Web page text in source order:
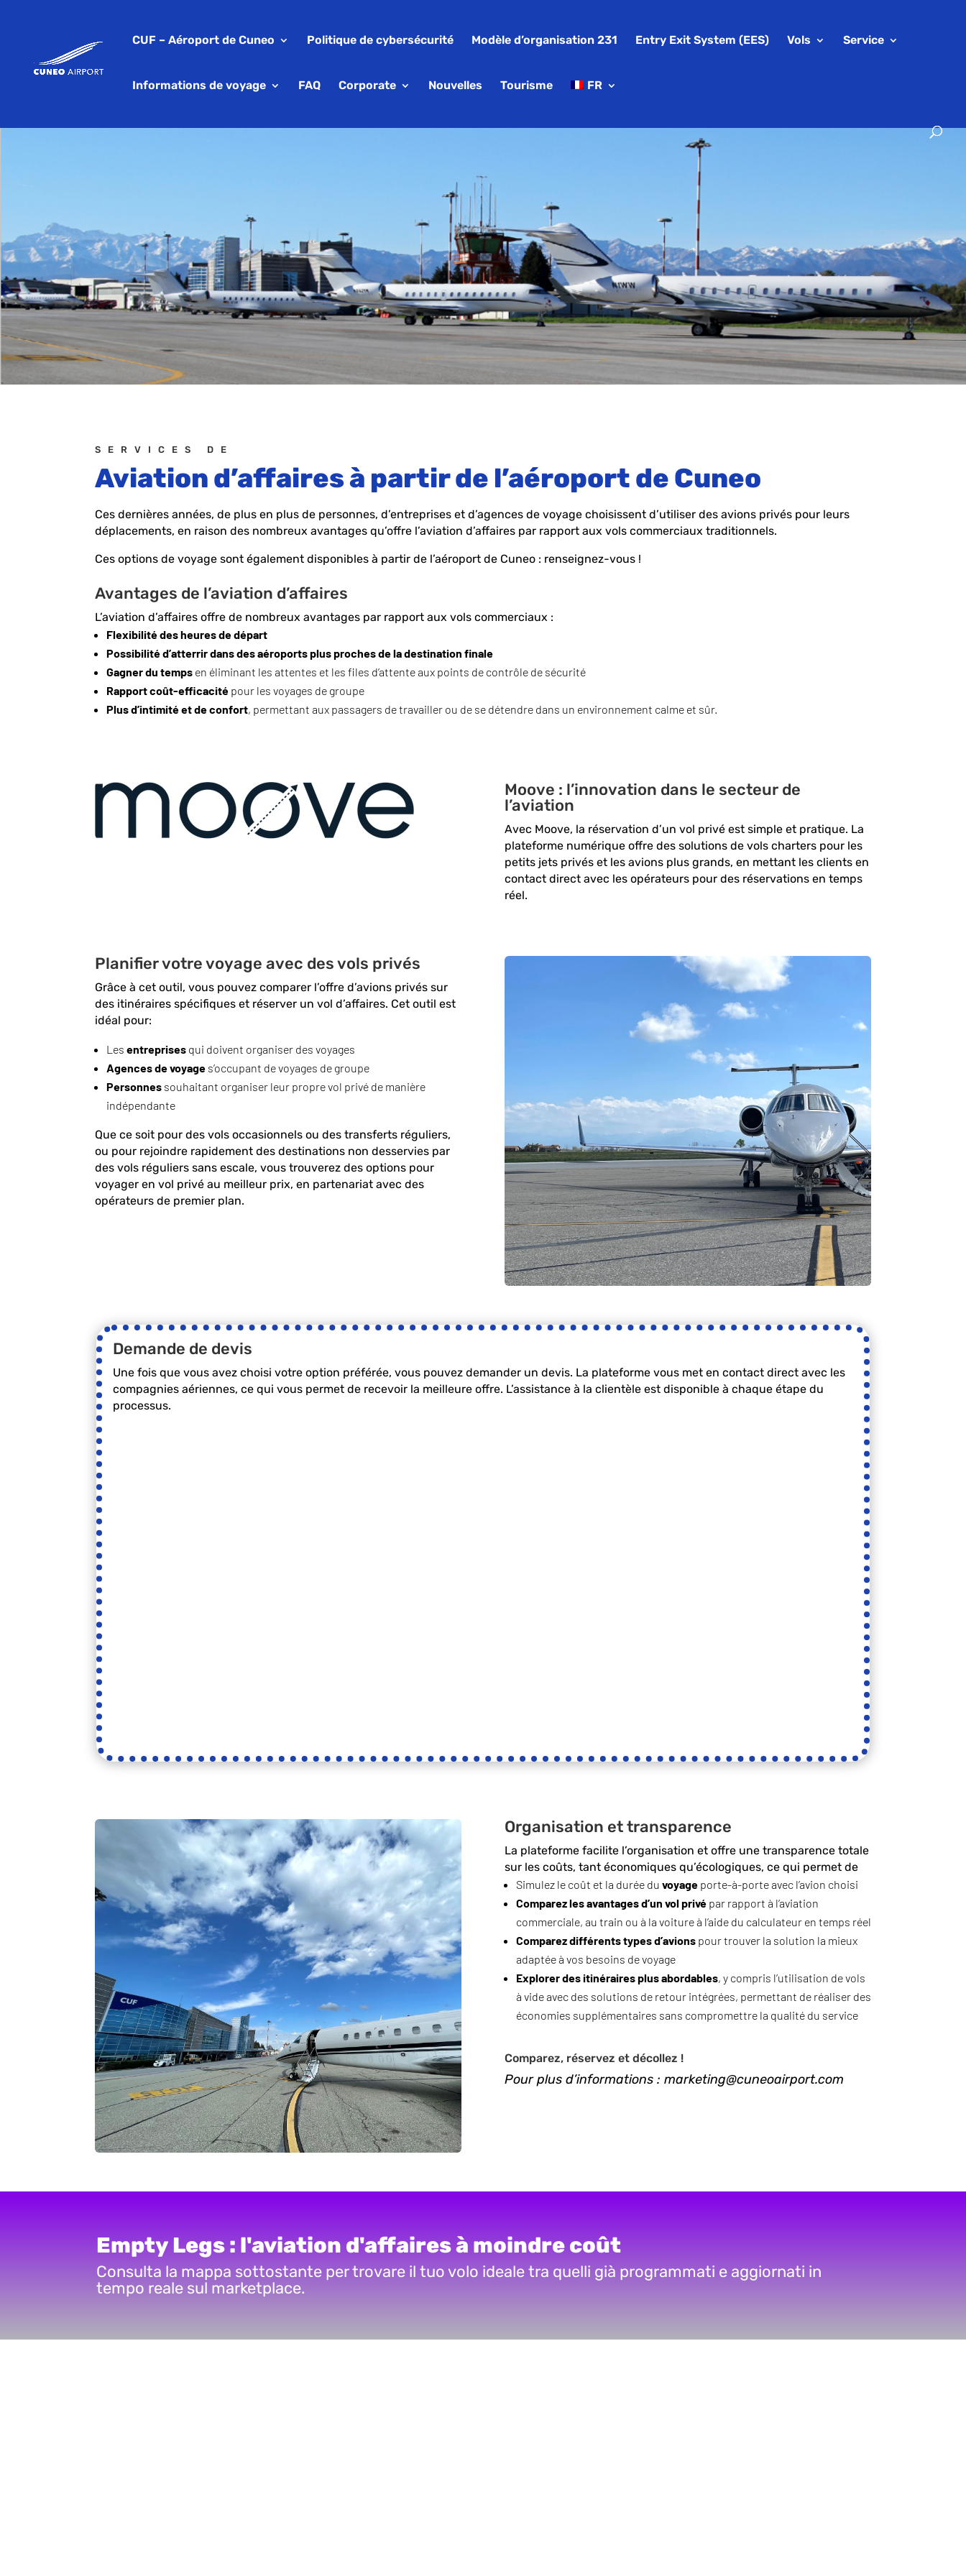
CUF – Aéroport de Cuneo Politique de cybersécurité Modèle d’organisation 231 Entry Exit System (EES) Vols Service
Informations de voyage FAQ Corporate Nouvelles Tourisme FR
SERVICES DE
Aviation d’affaires à partir de l’aéroport de Cuneo
Ces dernières années, de plus en plus de personnes, d’entreprises et d’agences de voyage choisissent d’utiliser des avions privés pour leurs
déplacements, en raison des nombreux avantages qu’offre l’aviation d’affaires par rapport aux vols commerciaux traditionnels.
Ces options de voyage sont également disponibles à partir de l’aéroport de Cuneo : renseignez-vous !
Avantages de l’aviation d’affaires
L’aviation d’affaires offre de nombreux avantages par rapport aux vols commerciaux :
Flexibilité des heures de départ
Possibilité d’atterrir dans des aéroports plus proches de la destination finale
Gagner du temps en éliminant les attentes et les files d’attente aux points de contrôle de sécurité
Rapport coût-efficacité pour les voyages de groupe
Plus d’intimité et de confort, permettant aux passagers de travailler ou de se détendre dans un environnement calme et sûr.
Moove : l’innovation dans le secteur de
l’aviation
Avec Moove, la réservation d’un vol privé est simple et pratique. La
plateforme numérique offre des solutions de vols charters pour les
petits jets privés et les avions plus grands, en mettant les clients en
contact direct avec les opérateurs pour des réservations en temps
réel.
Planifier votre voyage avec des vols privés
Grâce à cet outil, vous pouvez comparer l’offre d’avions privés sur
des itinéraires spécifiques et réserver un vol d’affaires. Cet outil est
idéal pour:
Les entreprises qui doivent organiser des voyages
Agences de voyage s’occupant de voyages de groupe
Personnes souhaitant organiser leur propre vol privé de manière
indépendante
Que ce soit pour des vols occasionnels ou des transferts réguliers,
ou pour rejoindre rapidement des destinations non desservies par
des vols réguliers sans escale, vous trouverez des options pour
voyager en vol privé au meilleur prix, en partenariat avec des
opérateurs de premier plan.
Demande de devis
Une fois que vous avez choisi votre option préférée, vous pouvez demander un devis. La plateforme vous met en contact direct avec les
compagnies aériennes, ce qui vous permet de recevoir la meilleure offre. L’assistance à la clientèle est disponible à chaque étape du
processus.
Organisation et transparence
La plateforme facilite l’organisation et offre une transparence totale
sur les coûts, tant économiques qu’écologiques, ce qui permet de
Simulez le coût et la durée du voyage porte-à-porte avec l’avion choisi
Comparez les avantages d’un vol privépar rapport à l’aviation
commerciale, au train ou à la voiture à l’aide du calculateur en temps réel
Comparez différents types d’avionspour trouver la solution la mieux
adaptée à vos besoins de voyage
Explorer des itinéraires plus abordables, y compris l’utilisation de vols
à vide avec des solutions de retour intégrées, permettant de réaliser des
économies supplémentaires sans compromettre la qualité du service
Comparez, réservez et décollez !
Pour plus d’informations : marketing@cuneoairport.com
Empty Legs : l'aviation d'affaires à moindre coût
Consulta la mappa sottostante per trovare il tuo volo ideale tra quelli già programmati e aggiornati in
tempo reale sul marketplace.